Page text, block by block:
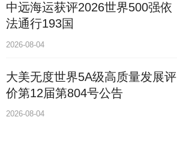
中远海运获评2026世界500强依
法通行193国
2026-08-04
大美无度世界5A级高质量发展评
价第12届第804号公告
2026-08-04